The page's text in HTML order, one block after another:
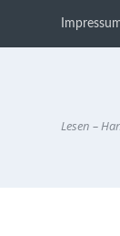
Lesen –